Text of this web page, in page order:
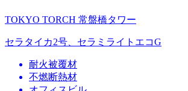
TOKYO TORCH 常盤橋タワー
セラタイカ2号、セラミライトエコG
耐火被覆材
不燃断熱材